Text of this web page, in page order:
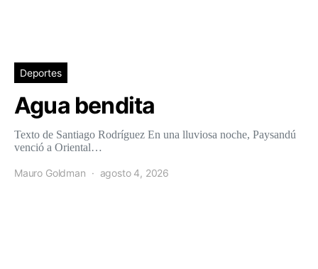
Deportes
Agua bendita
Texto de Santiago Rodríguez En una lluviosa noche, Paysandú
venció a Oriental…
Mauro Goldman agosto 4, 2026